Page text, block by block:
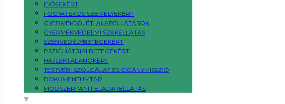
IDŐSEKÉRT
FOGYATÉKOS SZEMÉLYEKÉRT
GYERMEKJÓLÉTI ALAPELLÁTÁSOK
GYERMEKVÉDELMI SZAKELLÁTÁS
SZENVEDÉLYBETEGEKÉRT
PSZICHIÁTRIAI BETEGEKÉRT
HAJLÉKTALANOKÉRT
TESTVÉRI SZOLGÁLAT ÉS CIGÁNYMISSZIÓ
DOKUMENTUMTÁR
MÓDSZERTANI FELADATELLÁTÁS